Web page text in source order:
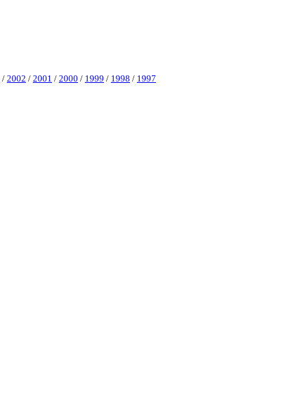
/ 2002 / 2001 / 2000 / 1999 / 1998 / 1997